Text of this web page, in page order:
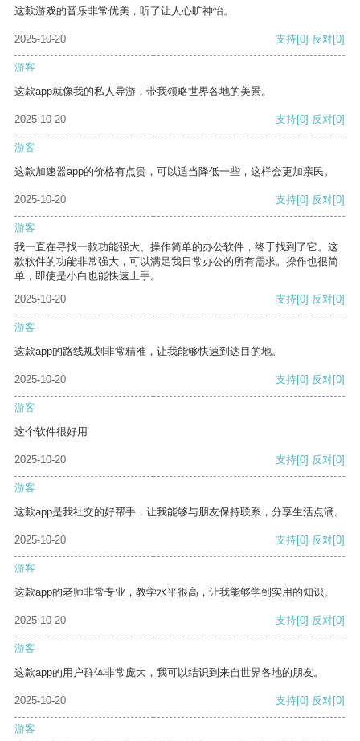
这款游戏的音乐非常优美，听了让人心旷神怡。
2025-10-20 支持[0] 反对[0]
游客
这款app就像我的私人导游，带我领略世界各地的美景。
2025-10-20 支持[0] 反对[0]
游客
这款加速器app的价格有点贵，可以适当降低一些，这样会更加亲民。
2025-10-20 支持[0] 反对[0]
游客
我一直在寻找一款功能强大、操作简单的办公软件，终于找到了它。这
款软件的功能非常强大，可以满足我日常办公的所有需求。操作也很简
单，即使是小白也能快速上手。
2025-10-20
支持[0] 反对[0]
游客
这款app的路线规划非常精准，让我能够快速到达目的地。
2025-10-20 支持[0] 反对[0]
游客
这个软件很好用
2025-10-20 支持[0] 反对[0]
游客
这款app是我社交的好帮手，让我能够与朋友保持联系，分享生活点滴。
2025-10-20 支持[0] 反对[0]
游客
这款app的老师非常专业，教学水平很高，让我能够学到实用的知识。
2025-10-20 支持[0] 反对[0]
游客
这款app的用户群体非常庞大，我可以结识到来自世界各地的朋友。
2025-10-20 支持[0] 反对[0]
游客